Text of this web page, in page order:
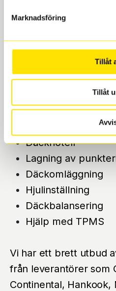
Marknadsföring
Tillåt
Tillåt
Godkänn våra
Alternative:
Skicka
Däckspecialen i
Däckhotell
Lagning av
Däckomläggning
Hjulinställning
Däckbalansering
Hjälp med TPMS
Vi har ett brett utbud
från leverantörer som
Continental, Hankook,